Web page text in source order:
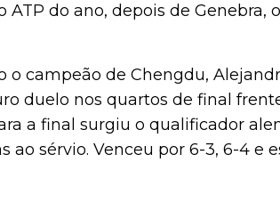
do ano, depois de Genebra,
o campeão de Chengdu,
duelo nos quartos de final
a final surgiu o qualificador
ao sérvio. Venceu por 6-3, 6-4 e